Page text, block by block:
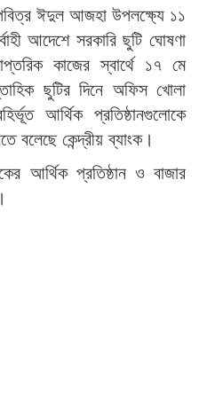
ঈদুল আজহা উপলক্ষ্যে ১১
আদেশে সরকারি ছুটি ঘোষণা
কাজের স্বার্থে ১৭ মে
ছুটির দিনে অফিস খোলা
আর্থিক প্রতিষ্ঠানগুলোকে
বলেছে কেন্দ্রীয় ব্যাংক।
আর্থিক প্রতিষ্ঠান ও বাজার